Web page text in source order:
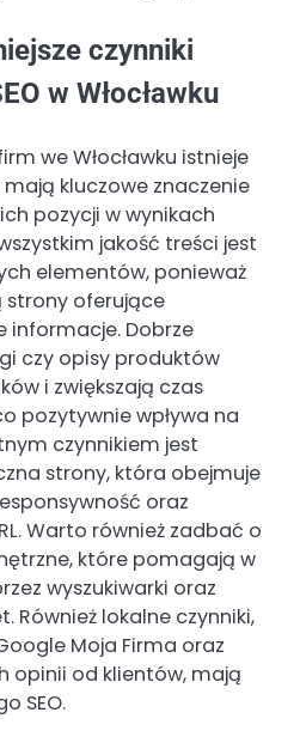
czynniki
w Włocławku
we Włocławku istnieje
kluczowe znaczenie
pozycji w wynikach
jakość treści jest
elementów, ponieważ
strony oferujące
informacje. Dobrze
czy opisy produktów
i zwiększają czas
pozytywnie wpływa na
czynnikiem jest
strony, która obejmuje
oraz
Warto również zadbać o
które pomagają w
wyszukiwarki oraz
Również lokalne czynniki,
Moja Firma oraz
opinii od klientów, mają
SEO.